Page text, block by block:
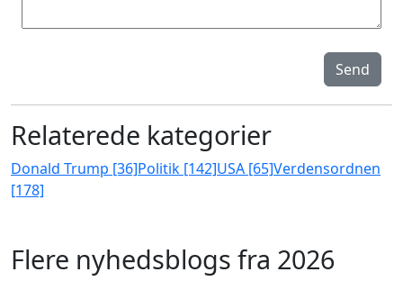
Send
Relaterede kategorier
Donald Trump [36]Politik [142]USA [65]Verdensordnen
[178]
Flere nyhedsblogs fra 2026